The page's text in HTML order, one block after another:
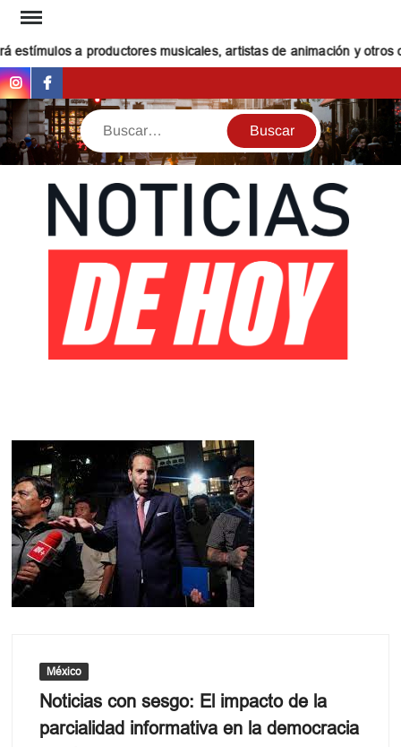
Saltar
contenido
a productores musicales, artistas de animación y otros
InstagramFacebook
Buscar
México
Noticias con sesgo: El impacto de la
parcialidad informativa en la democracia